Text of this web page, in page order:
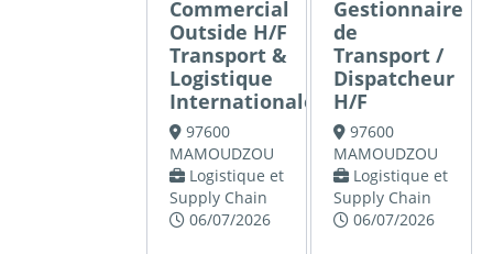
Commercial
Outside H/F
Transport &
Logistique
Internationale
97600
MAMOUDZOU
Logistique et
Supply Chain
06/07/2026
Gestionnaire
de
Transport /
Dispatcheur
H/F
97600
MAMOUDZOU
Logistique et
Supply Chain
06/07/2026